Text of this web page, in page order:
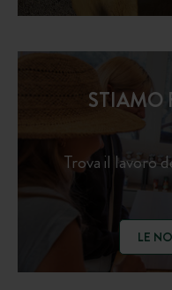
STIAMO
Trova il lavoro
LE